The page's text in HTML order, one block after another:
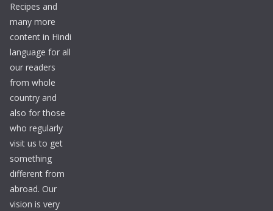
Recipes and
many more
content in Hindi
language for all
our readers
from whole
country and
also for those
who regularly
visit us to get
something
different from
abroad. Our
vision is very